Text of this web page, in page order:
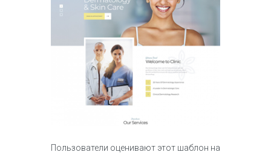
Пользователи оценивают этот шаблон на